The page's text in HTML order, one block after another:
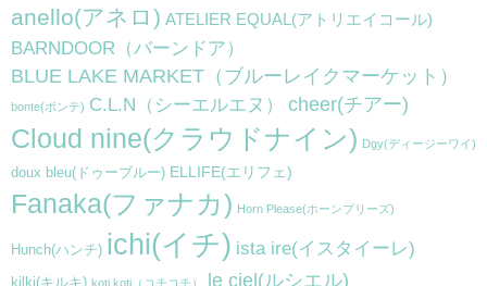
anello(アネロ) ATELIER EQUAL(アトリエイコール)
BARNDOOR（バーンドア）
BLUE LAKE MARKET（ブルーレイクマーケット）
bonte(ボンテ) C.L.N（シーエルエヌ） cheer(チアー)
Cloud nine(クラウドナイン) Dgy(ディージーワイ)
doux bleu(ドゥーブルー) ELLIFE(エリフェ)
Fanaka(ファナカ) Horn Please(ホーンプリーズ)
Hunch(ハンチ) ichi(イチ) ista ire(イスタイーレ)
kilki(キルキ) koti koti（コチコチ） le ciel(ルシエル)